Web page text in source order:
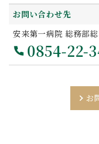
お問い合わせ先
安来第一病院 総務部
0854-22-
お